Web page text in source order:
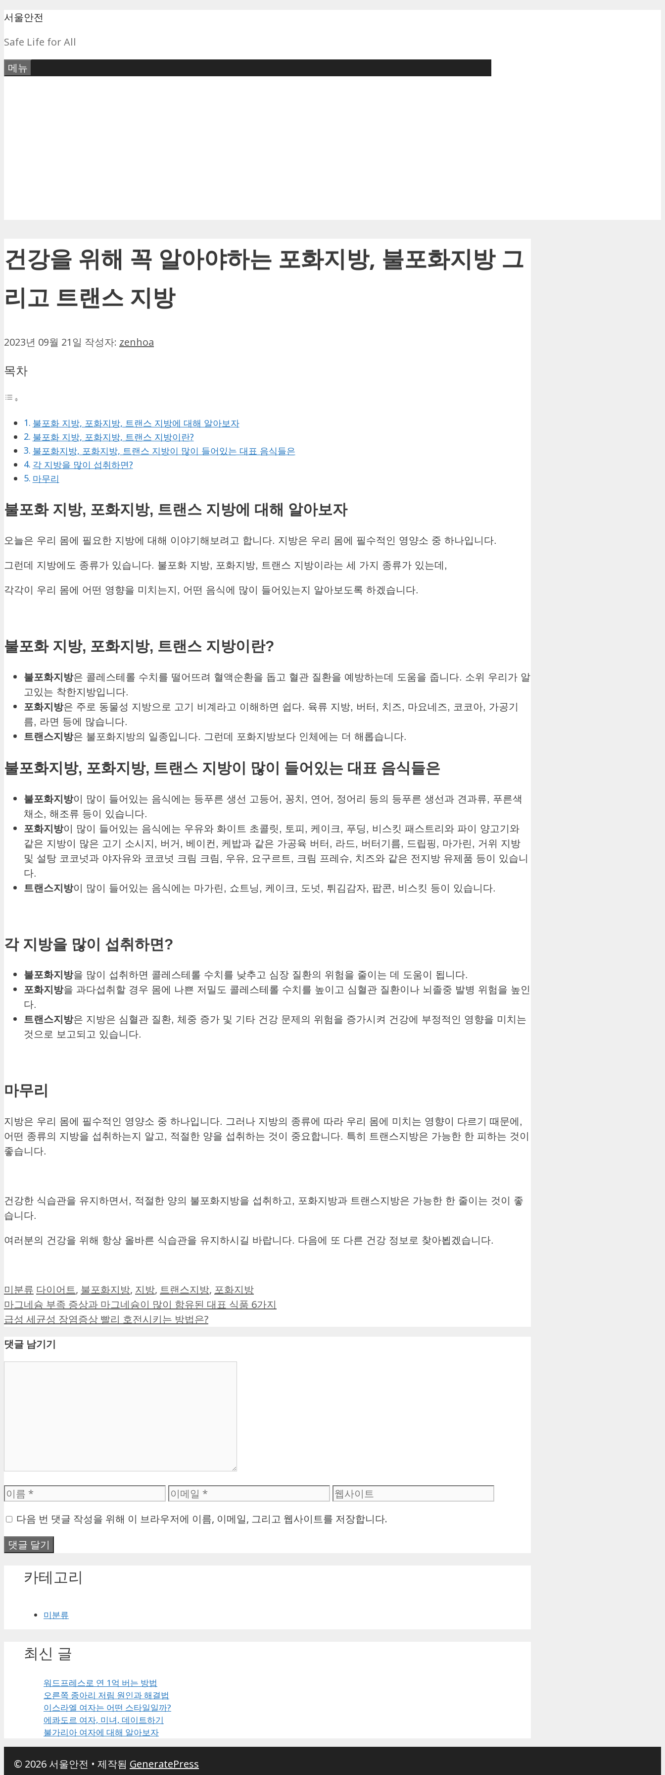
컨
츠
로
건
서울안전
Safe Life for All
메뉴
건강을 위해 꼭 알아야하는 포화지방, 불포화지방 그
리고 트랜스 지방
2023년 09월 21일 작성자: zenhoa
목차
불포화 지방, 포화지방, 트랜스 지방에 대해 알아보자
불포화 지방, 포화지방, 트랜스 지방이란?
불포화지방, 포화지방, 트랜스 지방이 많이 들어있는 대표 음식들은
각 지방을 많이 섭취하면?
마무리
불포화 지방, 포화지방, 트랜스 지방에 대해 알아보자
오늘은 우리 몸에 필요한 지방에 대해 이야기해보려고 합니다. 지방은 우리 몸에 필수적인 영양소 중 하나입니다.
그런데 지방에도 종류가 있습니다. 불포화 지방, 포화지방, 트랜스 지방이라는 세 가지 종류가 있는데,
각각이 우리 몸에 어떤 영향을 미치는지, 어떤 음식에 많이 들어있는지 알아보도록 하겠습니다.
불포화 지방, 포화지방, 트랜스 지방이란?
불포화지방은 콜레스테롤 수치를 떨어뜨려 혈액순환을 돕고 혈관 질환을 예방하는데 도움을 줍니다. 소위 우리가 알
고있는 착한지방입니다.
포화지방은 주로 동물성 지방으로 고기 비계라고 이해하면 쉽다. 육류 지방, 버터, 치즈, 마요네즈, 코코아, 가공기
름, 라면 등에 많습니다.
트랜스지방은 불포화지방의 일종입니다. 그런데 포화지방보다 인체에는 더 해롭습니다.
불포화지방, 포화지방, 트랜스 지방이 많이 들어있는 대표 음식들은
불포화지방이 많이 들어있는 음식에는 등푸른 생선 고등어, 꽁치, 연어, 정어리 등의 등푸른 생선과 견과류, 푸른색
채소, 해조류 등이 있습니다.
포화지방이 많이 들어있는 음식에는 우유와 화이트 초콜릿, 토피, 케이크, 푸딩, 비스킷 패스트리와 파이 양고기와
같은 지방이 많은 고기 소시지, 버거, 베이컨, 케밥과 같은 가공육 버터, 라드, 버터기름, 드립핑, 마가린, 거위 지방
및 설탕 코코넛과 야자유와 코코넛 크림 크림, 우유, 요구르트, 크림 프레슈, 치즈와 같은 전지방 유제품 등이 있습니
다.
트랜스지방이 많이 들어있는 음식에는 마가린, 쇼트닝, 케이크, 도넛, 튀김감자, 팝콘, 비스킷 등이 있습니다.
각 지방을 많이 섭취하면 ?
불포화지방을 많이 섭취하면 콜레스테롤 수치를 낮추고 심장 질환의 위험을 줄이는 데 도움이 됩니다.
포화지방을 과다섭취할 경우 몸에 나쁜 저밀도 콜레스테롤 수치를 높이고 심혈관 질환이나 뇌졸중 발병 위험을 높인
다.
트랜스지방은 지방은 심혈관 질환, 체중 증가 및 기타 건강 문제의 위험을 증가시켜 건강에 부정적인 영향을 미치는
것으로 보고되고 있습니다.
마무리
지방은 우리 몸에 필수적인 영양소 중 하나입니다. 그러나 지방의 종류에 따라 우리 몸에 미치는 영향이 다르기 때문에,
어떤 종류의 지방을 섭취하는지 알고, 적절한 양을 섭취하는 것이 중요합니다. 특히 트랜스지방은 가능한 한 피하는 것이
좋습니다.
건강한 식습관을 유지하면서, 적절한 양의 불포화지방을 섭취하고, 포화지방과 트랜스지방은 가능한 한 줄이는 것이 좋
습니다.
여러분의 건강을 위해 항상 올바른 식습관을 유지하시길 바랍니다. 다음에 또 다른 건강 정보로 찾아뵙겠습니다.
카
테
고
미분류 태
그
다이어트, 불포화지방, 지방, 트랜스지방, 포화지방
마그네슘 부족 증상과 마그네슘이 많이 함유된 대표 식품 6가지
급성 세균성 장염증상 빨리 호전시키는 방법은?
댓글 남기기
이
이
일
웹
이
다음 번 댓글 작성을 위해 이 브라우저에 이름, 이메일, 그리고 웹사이트를 저장합니다.
카테고리
미분류
최신 글
워드프레스로 연 1억 버는 방법
오른쪽 종아리 저림 원인과 해결법
이스라엘 여자는 어떤 스타일일까?
에콰도르 여자, 미녀, 데이트하기
불가리아 여자에 대해 알아보자
© 2026 서울안전 • 제작됨 GeneratePress